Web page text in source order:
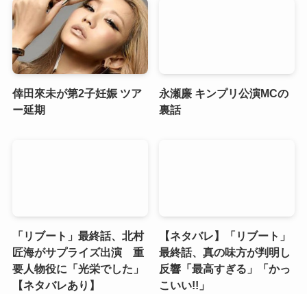
倖田來未が第2子妊娠 ツア
ー延期
永瀬廉 キンプリ公演MCの
裏話
「リブート」最終話、北村
匠海がサプライズ出演 重
要人物役に「光栄でした」
【ネタバレあり】
【ネタバレ】「リブート」
最終話、真の味方が判明し
反響「最高すぎる」「かっ
こいい!!」